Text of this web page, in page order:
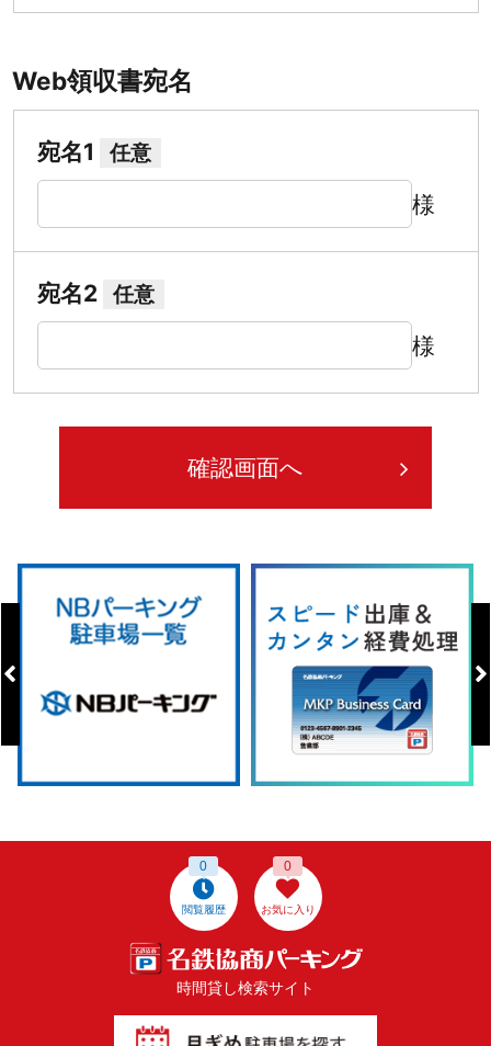
Web領収書宛名
宛名1 任意
様
宛名2 任意
様
閲覧履歴
0
お気に入り
0
時間貸し検索サイト